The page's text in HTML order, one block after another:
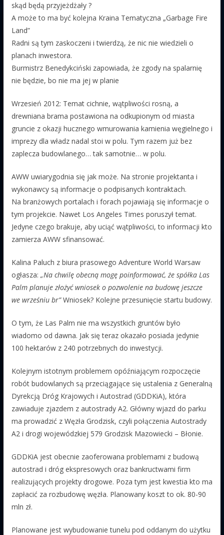
skąd będą przyjeżdżały ?
A może to ma być kolejna Kraina Tematyczna „Garbage Fire
Land”
Radni są tym zaskoczeni i twierdzą, że nic nie wiedzieli o
planach inwestora.
Burmistrz Benedykciński zapowiada, że zgody na spalarnię
nie będzie, bo nie ma jej w planie
Wrzesień 2012: Temat cichnie, wątpliwości rosną, a
drewniana brama postawiona na odkupionym od miasta
gruncie z okazji hucznego wmurowania kamienia węgielnego i
imprezy dla władz nadal stoi w polu. Tym razem już bez
zaplecza budowlanego… tak samotnie… w polu.
AWW uwiarygodnia się jak może. Na stronie projektanta i
wykonawcy są informacje o podpisanych kontraktach.
Na branżowych portalach i forach pojawiają się informacje o
tym projekcie. Nawet Los Angeles Times poruszył temat.
Jedyne czego brakuje, aby uciąć wątpliwości, to informacji kto
zamierza AWW sfinansować.
Kalina Paluch z biura prasowego Adventure World Warsaw
ogłasza: „Na chwilę obecną mogę poinformować, że spółka Las
Palm planuje złożyć wniosek o pozwolenie na budowę jeszcze
we wrześniu br”Wniosek? Kolejne przesunięcie startu budowy.
O tym, że Las Palm nie ma wszystkich gruntów było
wiadomo od dawna. Jak się teraz okazało posiada jedynie
100 hektarów z 240 potrzebnych do inwestycji.
Kolejnym istotnym problemem opóźniającym rozpoczęcie
robót budowlanych są przeciągające się ustalenia z Generalną
Dyrekcją Dróg Krajowych i Autostrad (GDDKiA), która
zawiaduje zjazdem z autostrady A2. Główny wjazd do parku
ma prowadzić z Węzła Grodzisk, czyli połączenia Autostrady
A2 i drogi wojewódzkiej 579 Grodzisk Mazowiecki – Błonie.
GDDKiA jest obecnie zaoferowana problemami z budową
autostrad i dróg ekspresowych oraz bankructwami firm
realizujących projekty drogowe. Poza tym jest kwestia kto ma
zapłacić za rozbudowę węzła. Planowany koszt to ok. 80-90
mln zł.
Planowane jest wybudowanie tunelu pod oddanym do użytku